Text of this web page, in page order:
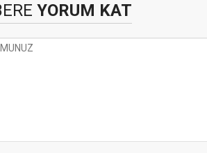
YORUM KAT